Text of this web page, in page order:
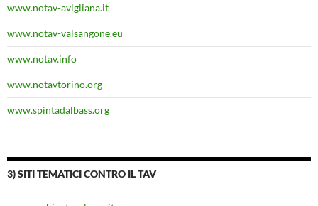
www.notav-avigliana.it
www.notav-valsangone.eu
www.notav.info
www.notavtorino.org
www.spintadalbass.org
3) SITI TEMATICI CONTRO IL TAV